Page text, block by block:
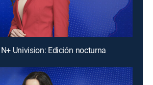
Univision: Edición nocturna